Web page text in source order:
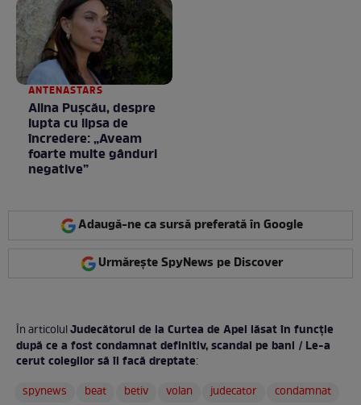
ANTENASTARS
Alina Pușcău, despre
lupta cu lipsa de
încredere: „Aveam
foarte multe gânduri
negative”
Adaugă-ne ca sursă preferată în Google
Urmărește SpyNews pe Discover
În articolulJudecătorul de la Curtea de Apel lăsat în funcție
după ce a fost condamnat definitiv, scandal pe bani / Le-a
cerut colegilor să îi facă dreptate:
spynews
beat betiv volan judecator
condamnat